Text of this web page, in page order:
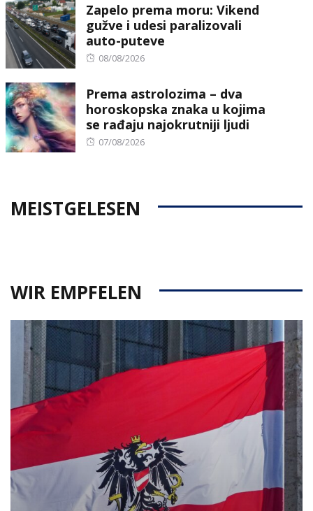
Zapelo prema moru: Vikend
gužve i udesi paralizovali
auto-puteve
Posted
08/08/2026
Prema astrolozima – dva
horoskopska znaka u kojima
se rađaju najokrutniji ljudi
Posted
07/08/2026
MEISTGELESEN
WIR EMPFELEN